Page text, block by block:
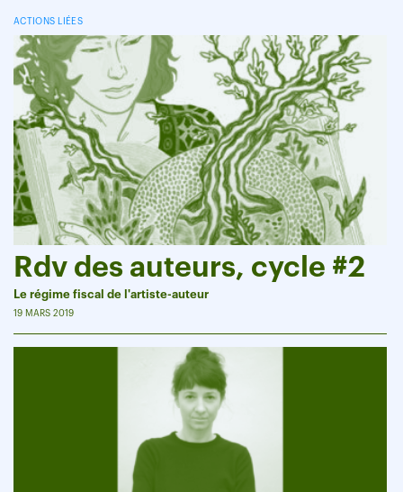
ACTIONS LIÉES
Rdv des auteurs, cycle #2
Le régime fiscal de l'artiste-auteur
19 MARS 2019